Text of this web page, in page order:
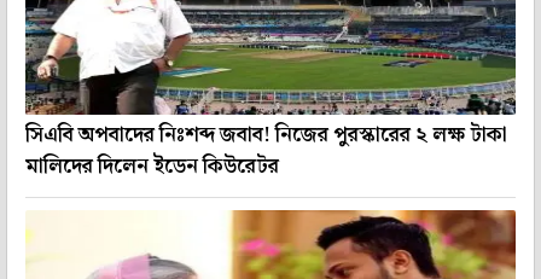
সিএবি অপবাদের নিঃশব্দ জবাব! নিজের পুরস্কারের ২ লক্ষ টাকা
মালিদের দিলেন ইডেন কিউরেটর